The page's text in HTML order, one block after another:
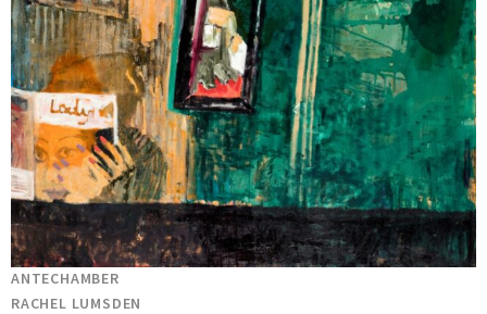
ANTECHAMBER
RACHEL LUMSDEN